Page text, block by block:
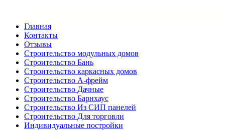
Главная
Контакты
Отзывы
Строительство модульных домов
Строительство Бань
Строительство каркасных домов
Строительство А-фрейм
Строительство Дачные
Строительство Барнхаус
Строительство Из СИП панелей
Строительство Для торговли
Индивидуальные постройки